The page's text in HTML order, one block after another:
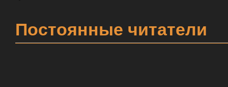
Постоянные читатели